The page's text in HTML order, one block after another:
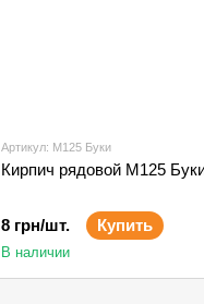
Артикул: М125 Буки
Кирпич рядовой М125
8 грн/шт. Купить
В наличии